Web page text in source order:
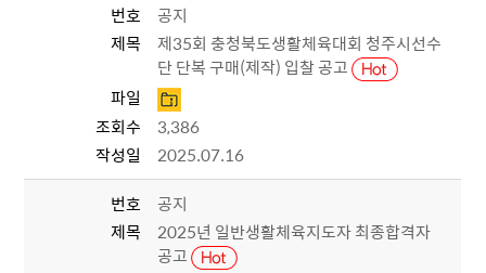
번호
공지
제목
제35회 충청북도생활체육대회 청주시선수
단 단복 구매(제작) 입찰 공고
파일
조회수
3,386
작성일
2025.07.16
번호
공지
제목
2025년 일반생활체육지도자 최종합격자
공고